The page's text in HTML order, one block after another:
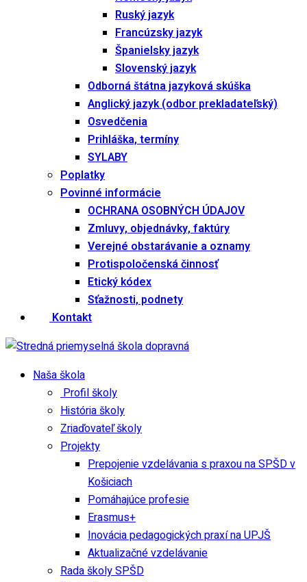
Ruský jazyk
Francúzsky jazyk
Španielsky jazyk
Slovenský jazyk
Odborná štátna jazyková skúška
Anglický jazyk (odbor prekladateľský)
Osvedčenia
Prihláška, termíny
SYLABY
Poplatky
Povinné informácie
OCHRANA OSOBNÝCH ÚDAJOV
Zmluvy, objednávky, faktúry
Verejné obstarávanie a oznamy
Protispoločenská činnosť
Etický kódex
Sťažnosti, podnety
Kontakt
Naša škola
Profil školy
História školy
Zriaďovateľ školy
Projekty
Prepojenie vzdelávania s praxou na SPŠD v
Košiciach
Pomáhajúce profesie
Erasmus+
Inovácia pedagogických praxí na UPJŠ
Aktualizačné vzdelávanie
Rada školy SPŠD